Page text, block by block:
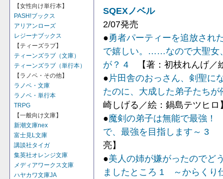
【女性向け単行本】
PASH!ブックス
アリアンローズ
レジーナブックス
【ティーズラブ】
ティーンズラブ（文庫）
ティーンズラブ（単行本）
【ラノベ・その他】
ラノベ・文庫
ラノベ・単行本
TRPG
【一般向け文庫】
新潮文庫nex
富士見L文庫
講談社タイガ
集英社オレンジ文庫
メディアワークス文庫
ハヤカワ文庫JA
SQEXノベル
2/07発売
●勇者パーティーを追放され
で嬉しい。……なので大聖女
が？ 4 【著：初枝れんげ／
●片田舎のおっさん、剣聖
たのに、大成した弟子たち
崎しげる／絵：鍋島テツヒロ
●魔剣の弟子は無能で最強
で、最強を目指します～ 3
亮】
●美人の姉が嫌がったのでど
ましたところ 1 ～からくり